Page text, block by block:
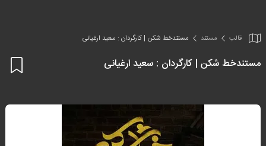
قالب مستند مستندخط شکن | کارگردان : سعید ارغیانی
مستندخط شکن | کارگردان : سعید ارغیانی